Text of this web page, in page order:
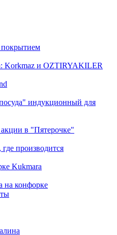
Korkmaz и OZTIRYAKILER
индукционный для
в "Пятерочке"
производится
Kukmara
на конфорке